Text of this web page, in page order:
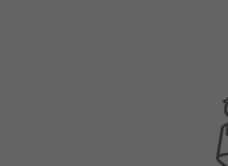
が心地よく過ごせる
高輪ゲートウェイ駅